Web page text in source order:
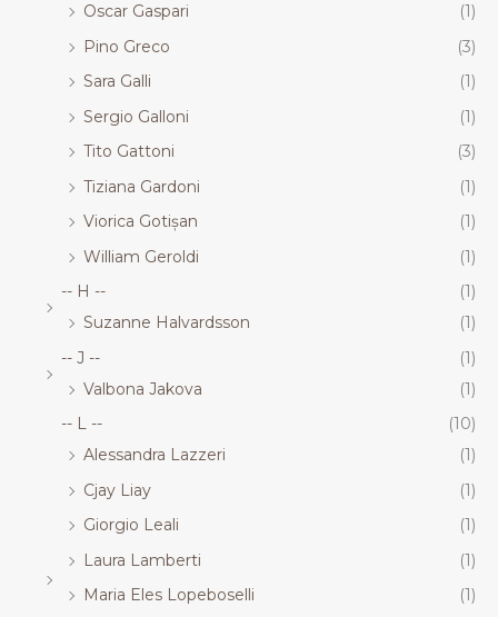
Oscar Gaspari
(1)
Pino Greco
(3)
Sara Galli
(1)
Sergio Galloni
(1)
Tito Gattoni
(3)
Tiziana Gardoni
(1)
Viorica Gotișan
(1)
William Geroldi
(1)
-- H --
(1)
Suzanne Halvardsson
(1)
-- J --
(1)
Valbona Jakova
(1)
-- L --
(10)
Alessandra Lazzeri
(1)
Cjay Liay
(1)
Giorgio Leali
(1)
Laura Lamberti
(1)
Maria Eles Lopeboselli
(1)